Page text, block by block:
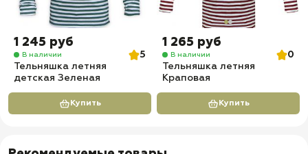
1 245 руб
В наличии
5
Тельняшка летняя
детская Зеленая
Купить
1 265 руб
В наличии
0
Тельняшка летняя
Краповая
Купить